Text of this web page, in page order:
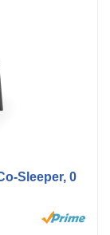
Sleeper, 0